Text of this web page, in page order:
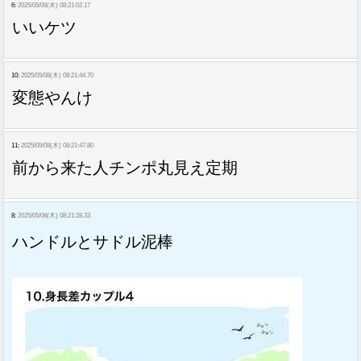
6: 2025/05/08(木) 08:21:02.17
いいケツ
10: 2025/05/08(木) 08:21:44.70
変態やんけ
11: 2025/05/08(木) 08:21:47.80
前から来た人チンポ丸見え定期
8: 2025/05/08(木) 08:21:28.33
ハンドルとサドル泥棒